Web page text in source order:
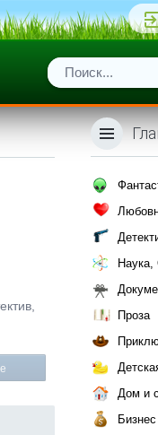
Наука,
Проза
Дом и
Бизнес